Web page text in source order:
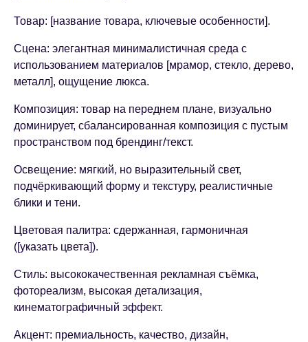
Товар: [название товара, ключевые особенности].
Сцена: элегантная минималистичная среда с
использованием материалов [мрамор, стекло, дерево,
металл], ощущение люкса.
Композиция: товар на переднем плане, визуально
доминирует, сбалансированная композиция с пустым
пространством под брендинг/текст.
Освещение: мягкий, но выразительный свет,
подчёркивающий форму и текстуру, реалистичные
блики и тени.
Цветовая палитра: сдержанная, гармоничная
([указать цвета]).
Стиль: высококачественная рекламная съёмка,
фотореализм, высокая детализация,
кинематографичный эффект.
Акцент: премиальность, качество, дизайн,